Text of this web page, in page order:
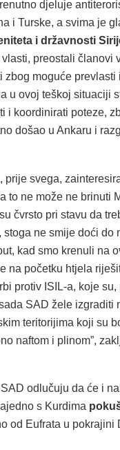
djeluje
i Turske, a svima je
i državnosti
preostali članovi
zbog moguće prevlasti
u ovoj teškoj situaciji
i koordinirati poteze,
došao u Ankaru i
prije svega,
to ne može ne brinuti
čvrsto pri stavu da
stoga ne smije doći do
kad smo krenuli na
na početku htjela
protiv ISIL-a, koje su,
SAD žele izgraditi
teritorijima koji su
naftom i plinom”,
odlučuju da će i
s Kurdima
od Eufrata u pokrajini